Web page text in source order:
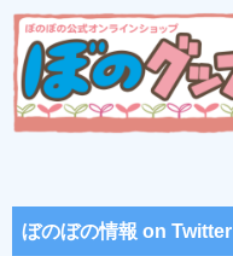
ぼのぼの情報 on Twitter